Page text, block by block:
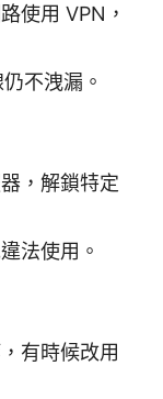
使用 VPN，
不洩漏。
，解鎖特定
法使用。
有時候改用